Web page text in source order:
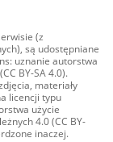
(z
są udostępniane
uznanie autorstwa
BY-SA 4.0).
materiały
licencji typu
użycie
4.0 (CC BY-
inaczej.